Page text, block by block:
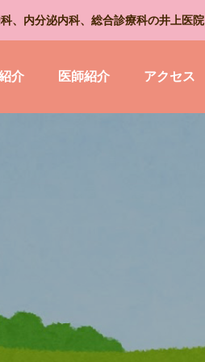
、内分泌内科、総合診療科の井上医院
介 医師紹介 アクセス